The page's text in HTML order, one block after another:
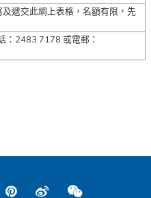
遞交此網上表格，名額有限，先
：2483 7178 或電郵：